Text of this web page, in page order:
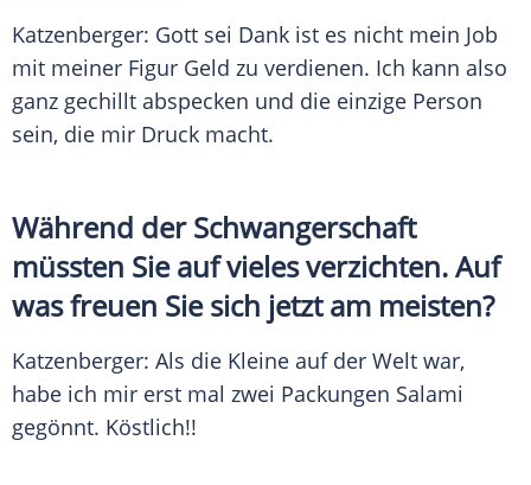
Katzenberger: Gott sei Dank ist es nicht mein Job
mit meiner Figur Geld zu verdienen. Ich kann also
ganz gechillt abspecken und die einzige Person
sein, die mir Druck macht.
Während derSchwangerschaft
müssten Sie auf vieles verzichten. Auf
was freuen Sie sich jetzt am meisten?
Katzenberger: Als die Kleine auf der Welt war,
habe ich mir erst mal zwei Packungen Salami
gegönnt. Köstlich!!